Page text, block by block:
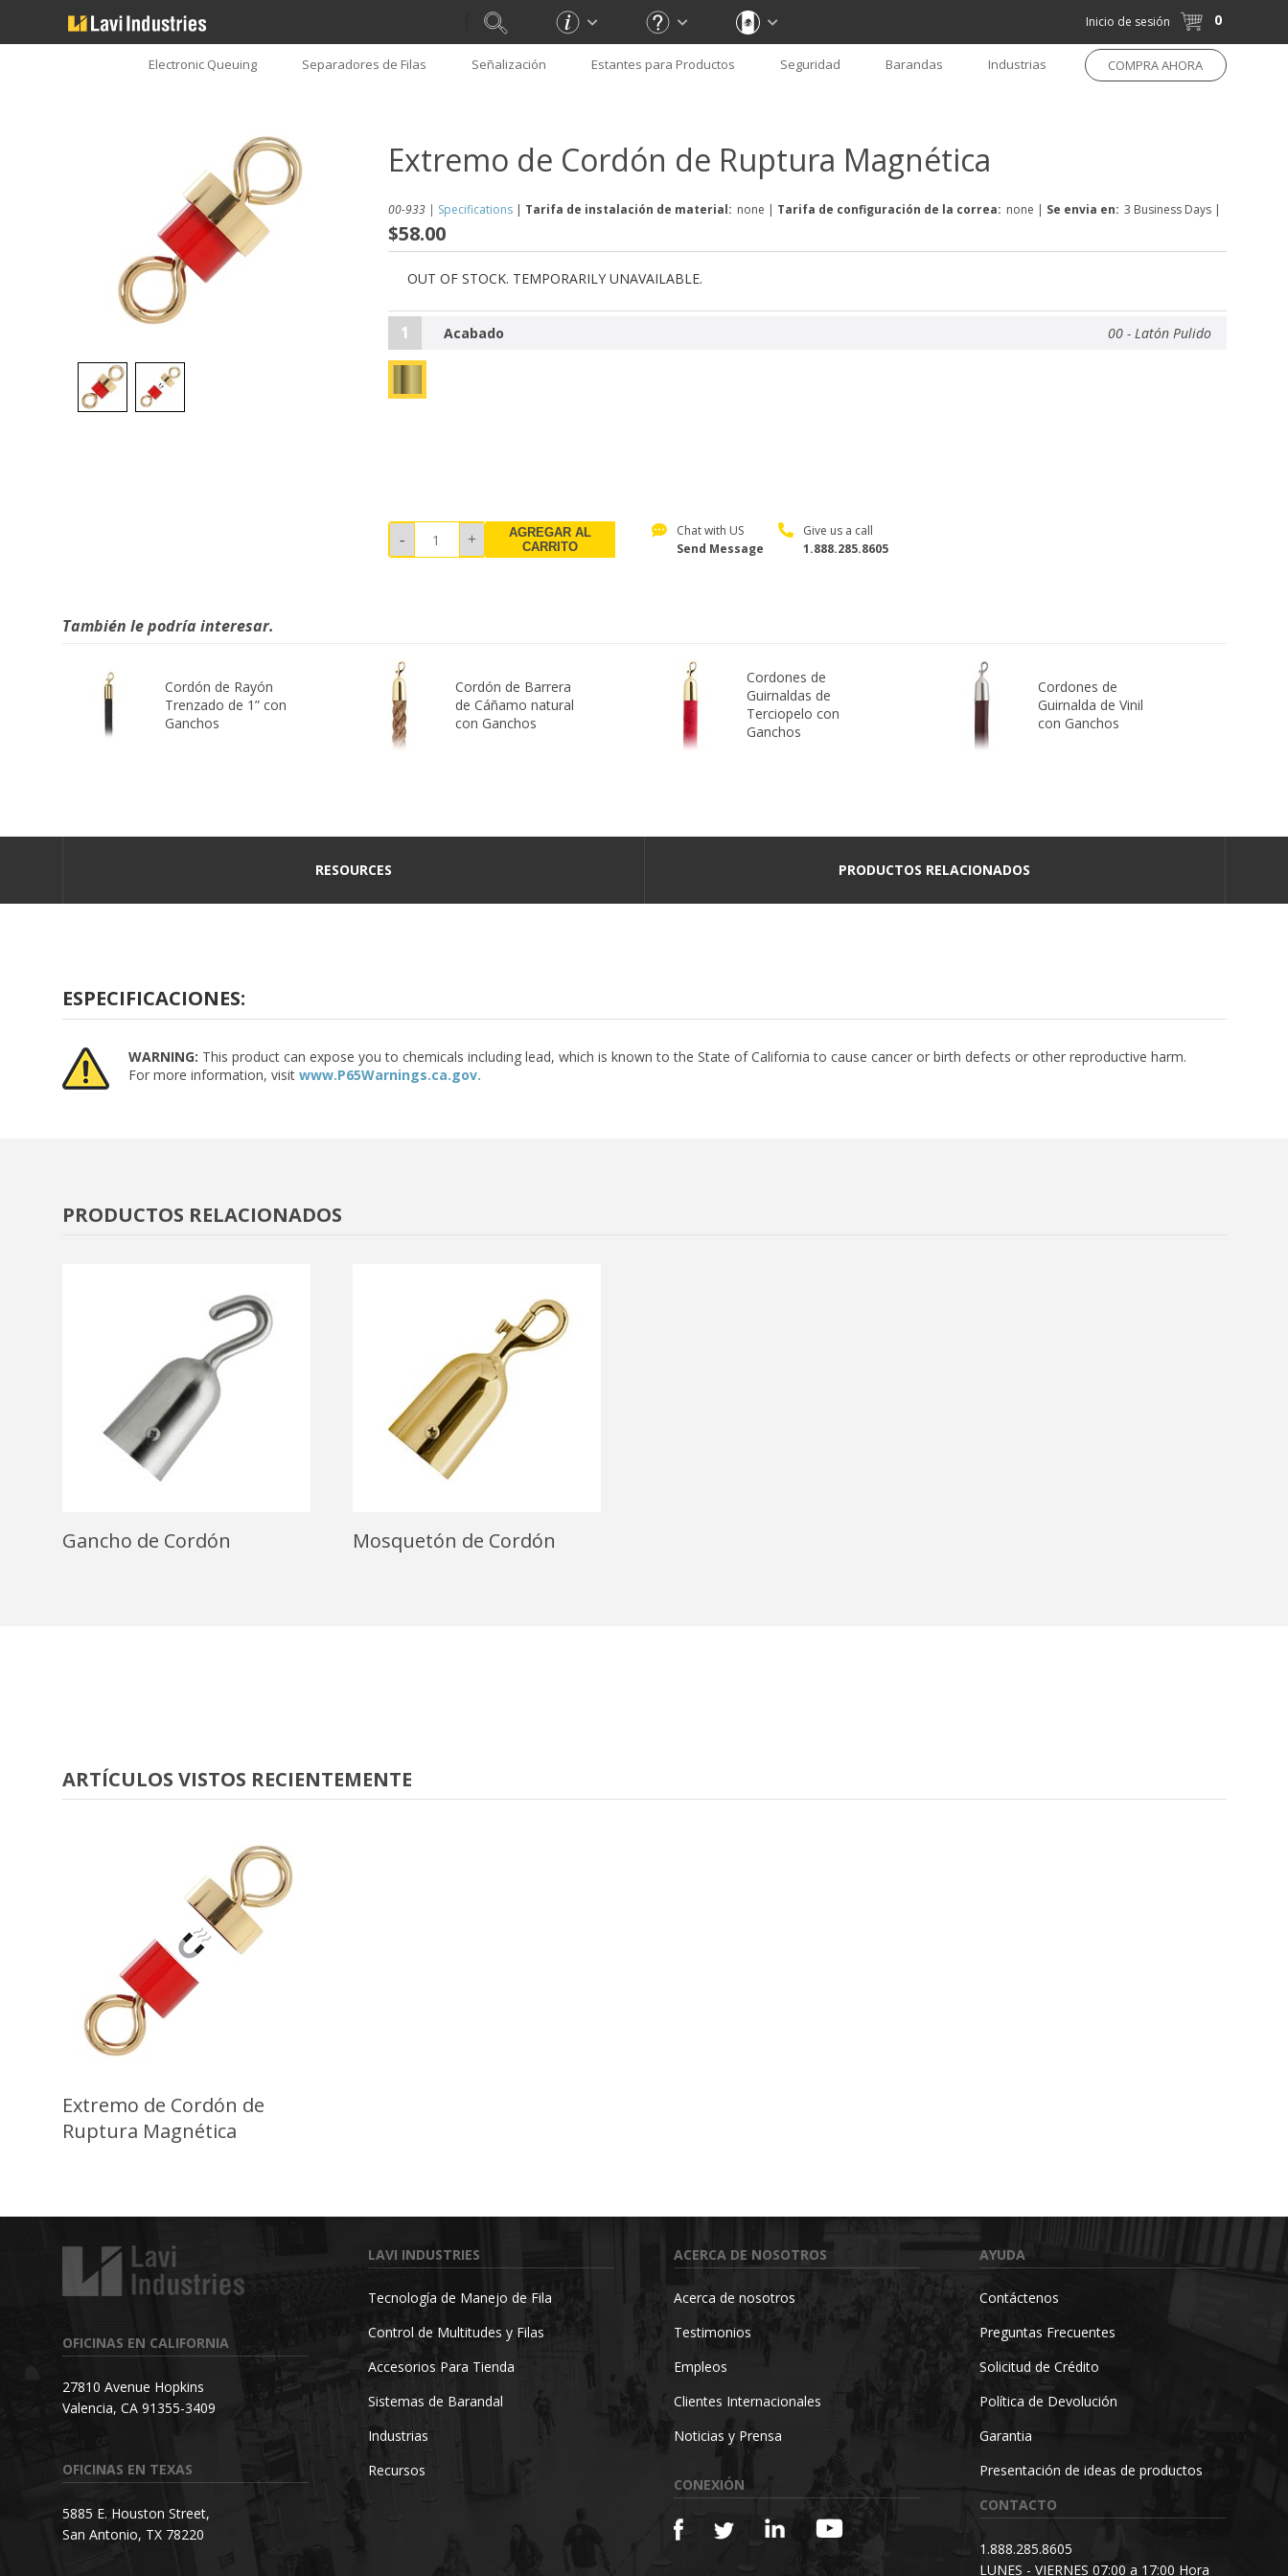
Inicio de sesión 0
Electronic Queuing Separadores de Filas Señalización Estantes para Productos Seguridad Barandas Industrias COMPRA AHORA
Extremo de Cordón de Ruptura Magnética
00-933 | Specifications | Tarifa de instalación de material: none | Tarifa de configuración de la correa: none | Se envia en: 3 Business Days |
$58.00
OUT OF STOCK. TEMPORARILY UNAVAILABLE.
1 Acabado 00 - Latón Pulido
AGREGAR AL
CARRITO
Chat with US
Send Message
Give us a call
1.888.285.8605
También le podría interesar.
Cordón de Rayón
Trenzado de 1” con
Ganchos
Cordón de Barrera
de Cáñamo natural
con Ganchos
Cordones de
Guirnaldas de
Terciopelo con
Ganchos
Cordones de
Guirnalda de Vinil
con Ganchos
RESOURCES PRODUCTOS RELACIONADOS
ESPECIFICACIONES:
WARNING: This product can expose you to chemicals including lead, which is known to the State of California to cause cancer or birth defects or other reproductive harm.
For more information, visit www.P65Warnings.ca.gov.
PRODUCTOS RELACIONADOS
Gancho de Cordón Mosquetón de Cordón
ARTÍCULOS VISTOS RECIENTEMENTE
Extremo de Cordón de
Ruptura Magnética
OFICINAS EN CALIFORNIA
27810 Avenue Hopkins
Valencia, CA 91355-3409
OFICINAS EN TEXAS
5885 E. Houston Street,
San Antonio, TX 78220
LAVI INDUSTRIES
Tecnología de Manejo de Fila
Control de Multitudes y Filas
Accesorios Para Tienda
Sistemas de Barandal
Industrias
Recursos
ACERCA DE NOSOTROS
Acerca de nosotros
Testimonios
Empleos
Clientes Internacionales
Noticias y Prensa
CONEXIÓN
AYUDA
Contáctenos
Preguntas Frecuentes
Solicitud de Crédito
Política de Devolución
Garantia
Presentación de ideas de productos
CONTACTO
1.888.285.8605
LUNES - VIERNES 07:00 a 17:00 Hora